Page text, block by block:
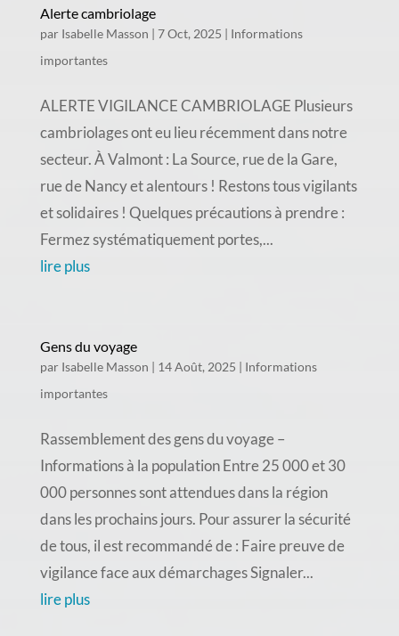
Alerte cambriolage
par Isabelle Masson | 7 Oct, 2025 | Informations
importantes
ALERTE VIGILANCE CAMBRIOLAGE Plusieurs
cambriolages ont eu lieu récemment dans notre
secteur. À Valmont : La Source, rue de la Gare,
rue de Nancy et alentours ! Restons tous vigilants
et solidaires ! Quelques précautions à prendre :
Fermez systématiquement portes,...
lire plus
Gens du voyage
par Isabelle Masson | 14 Août, 2025 | Informations
importantes
Rassemblement des gens du voyage –
Informations à la population Entre 25 000 et 30
000 personnes sont attendues dans la région
dans les prochains jours. Pour assurer la sécurité
de tous, il est recommandé de : Faire preuve de
vigilance face aux démarchages Signaler...
lire plus